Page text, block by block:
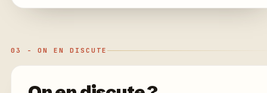
03 - ON EN DISCUTE